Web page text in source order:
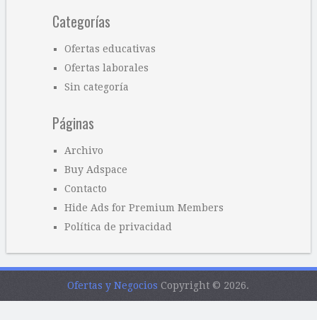
Categorías
Ofertas educativas
Ofertas laborales
Sin categoría
Páginas
Archivo
Buy Adspace
Contacto
Hide Ads for Premium Members
Política de privacidad
Ofertas y Negocios Copyright © 2026.